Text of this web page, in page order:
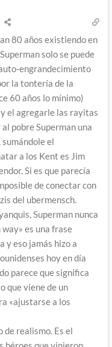
80 años existiendo en
solo se puede
engrandecimiento
la tontería de la
60 años lo mínimo)
el agregarle las rayitas
pobre Superman una
el
a los Kent es Jim
Si es que parecía
de conectar con
del ubermensch.
Superman nunca
es una frase
y eso jamás hizo a
hoy en día
parece que significa
que viene de un
«ajustarse a los
de realismo. Es el